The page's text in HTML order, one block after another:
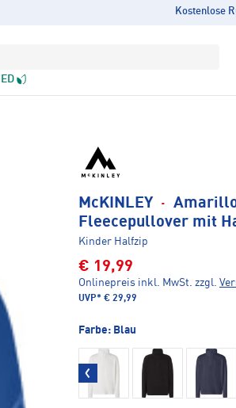
Kostenlose
McKINLEY ·
Fleecepullover mit
Kinder Halfzip
€ 19,99
Onlinepreis inkl. MwSt. zzgl.
UVP* € 29,99
Farbe: Blau